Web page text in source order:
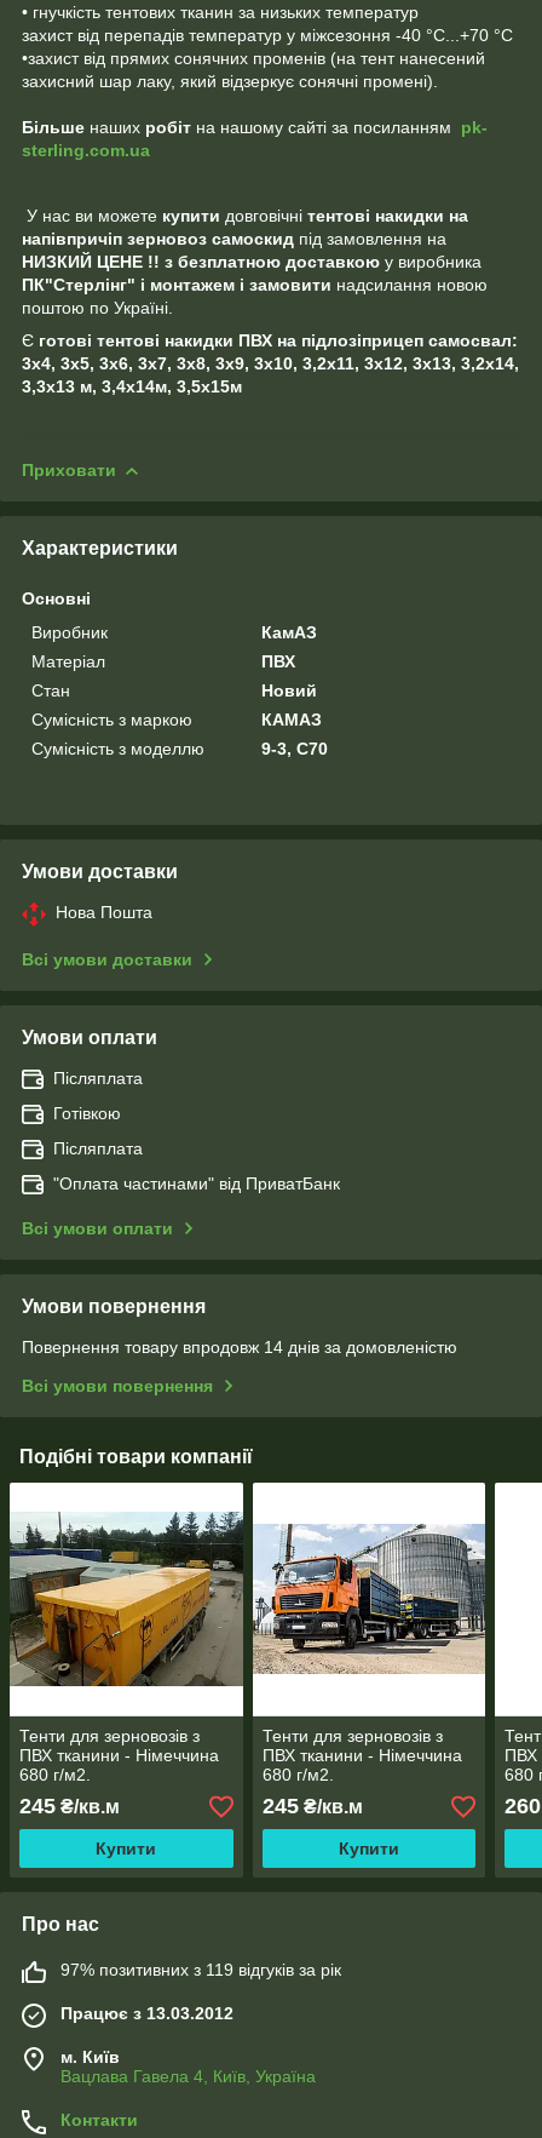
• гнучкість тентових тканин за низьких температур
захист від перепадів температур у міжсезоння -40 °C...+70 °C
•захист від прямих сонячних променів (на тент нанесений
захисний шар лаку, який відзеркує сонячні промені).
Більше наших робіт на нашому сайті за посиланням pk-
sterling.com.ua
У нас ви можете купити довговічні тентові накидки на
напівпричіп зерновоз самоскид під замовлення на
НИЗКИЙ ЦЕНЕ !! з безплатною доставкою у виробника
ПК"Стерлінг" і монтажем і замовити надсилання новою
поштою по Україні.
Є готові тентові накидки ПВХ на підлозіприцеп самосвал:
3х4, 3х5, 3х6, 3х7, 3х8, 3х9, 3х10, 3,2х11, 3х12, 3х13, 3,2х14,
3,3х13 м, 3,4х14м, 3,5х15м
Приховати
Характеристики
Основні
Виробник
КамАЗ
Матеріал
ПВХ
Стан
Новий
Сумісність з маркою
КАМАЗ
Сумісність з моделлю
9-3, C70
Умови доставки
Нова Пошта
Всі умови доставки
Умови оплати
Післяплата
Готівкою
Післяплата
"Оплата чаcтинами" від ПриватБанк
Всі умови оплати
Умови повернення
Повернення товару впродовж 14 днів за домовленістю
Всі умови повернення
Подібні товари компанії
Тенти для зерновозів з
ПВХ тканини - Німеччина
680 г/м2.
245 ₴/кв.м
Купити
Тенти для зерновозів з
ПВХ тканини - Німеччина
680 г/м2.
245₴/кв.м
Купити
ПВХ
680
260
Про нас
97% позитивних з 119 відгуків за рік
Працює з 13.03.2012
м. Київ
Вацлава Гавела 4, Київ, Україна
Контакти